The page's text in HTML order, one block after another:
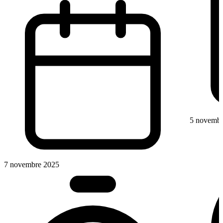
7 novembre 2025
5